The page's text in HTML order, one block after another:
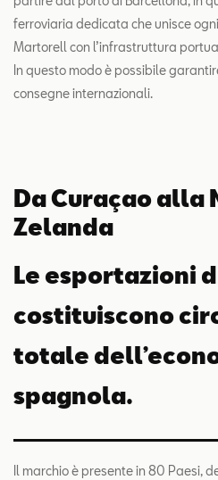
ferroviaria dedicata che unisce
Martorell con l’infrastruttura
In questo modo è possibile
consegne internazionali.
Da Curaçao alla
Zelanda
Le esportazioni
costituiscono
totale
spagnola.
Il marchio è presente in 80 Paesi,